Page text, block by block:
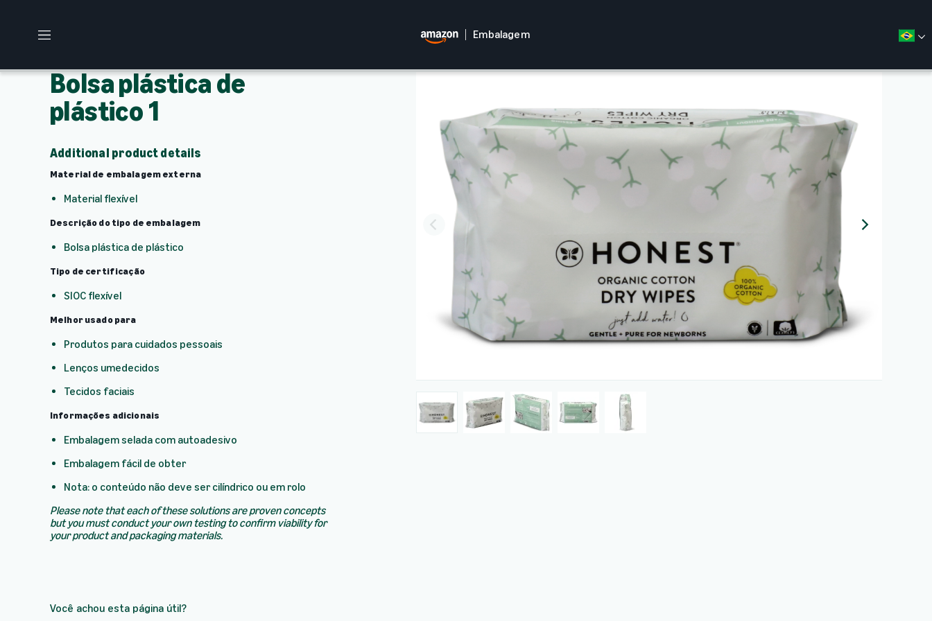
M
n
Embalagem
Bolsa plástica de
plástico 1
Additional product details
Material de embalagem externa
Material flexível
Descrição do tipo de embalagem
Bolsa plástica de plástico
Tipo de certificação
SIOC flexível
Melhor usado para
Produtos para cuidados pessoais
Lenços umedecidos
Tecidos faciais
Informações adicionais
Embalagem selada com autoadesivo
Embalagem fácil de obter
Nota: o conteúdo não deve ser cilíndrico ou em rolo
Please note that each of these solutions are proven concepts
but you must conduct your own testing to confirm viability for
your product and packaging materials.
Você achou esta página útil?